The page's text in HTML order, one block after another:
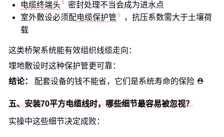
电缆终端头
密封处理不当会成为进水点
室外敷设必须配电缆保护管
，抗压系数需大于土壤荷
载
这类桥架系统能有效组织线缆走向：
埋地敷设时这种保护管更可靠：
结论：
配套设备的钱不能省，它们是系统寿命的保险 ⛑
五、安装70平方电缆线时，哪些细节最容易被忽视？
实操中这些细节决定成败：